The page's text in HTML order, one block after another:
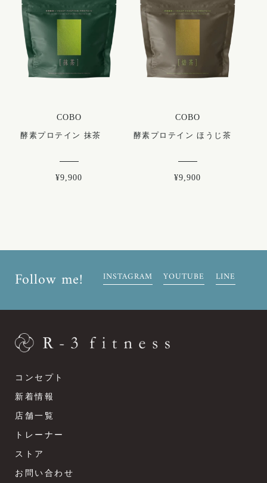
COBO
酵素プロテイン 抹茶
¥9,900
COBO
酵素プロテイン ほうじ茶
¥9,900
Follow me! INSTAGRAM YOUTUBE LINE
コンセプト
新着情報
店舗一覧
トレーナー
ストア
お問い合わせ